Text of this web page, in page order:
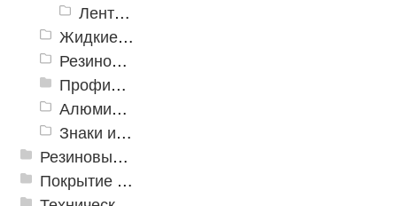
Ленты Зубр
Жидкие противоскользящие средства
Резиновый профиль с алюминиевой вставкой «NoSlip»
Профили закладные
Алюминиевый профиль для ленты
Знаки из полистирола для разметки пола
Резиновые и ПВХ дорожки
Покрытие из резиновой крошки